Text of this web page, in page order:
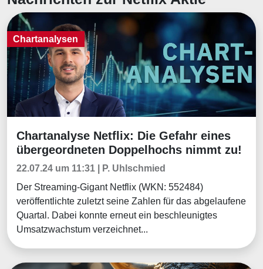
Chartanalysen
Chartanalysen
Chartanalyse Netflix: Die Gefahr eines
übergeordneten Doppelhochs nimmt zu!
22.07.24 um 11:31 | P. Uhlschmied
Der Streaming-Gigant Netflix (WKN: 552484)
veröffentlichte zuletzt seine Zahlen für das abgelaufene
Quartal. Dabei konnte erneut ein beschleunigtes
Umsatzwachstum verzeichnet...